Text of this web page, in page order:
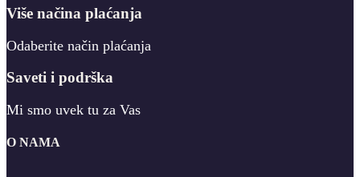
Više načina plaćanja
Odaberite način plaćanja
Saveti i podrška
Mi smo uvek tu za Vas
O NAMA